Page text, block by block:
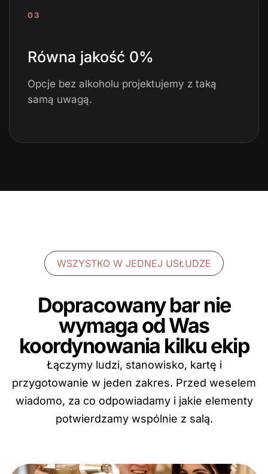
03
Równa jakość 0%
Opcje bez alkoholu projektujemy z taką
samą uwagą.
WSZYSTKO W JEDNEJ USŁUDZE
Dopracowany bar nie
wymaga od Was
koordynowania kilku ekip
Łączymy ludzi, stanowisko, kartę i
przygotowanie w jeden zakres. Przed weselem
wiadomo, za co odpowiadamy i jakie elementy
potwierdzamy wspólnie z salą.